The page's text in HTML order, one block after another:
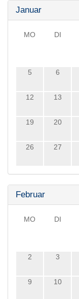
Januar
MO DI
5 6
12 13
19 20
26 27
Februar
MO DI
2 3
9 10